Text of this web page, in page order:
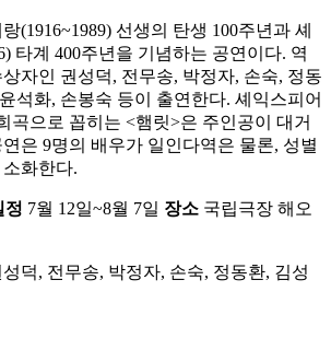
(1916~1989) 선생의 탄생 100주년과 셰
타계 400주년을 기념하는 공연이다. 역
자인 권성덕, 전무송, 박정자, 손숙, 정동
석화, 손봉숙 등이 출연한다. 셰익스피어
곡으로 꼽히는 <햄릿>은 주인공이 대거
은 9명의 배우가 일인다역은 물론, 성별
화한다.
정 7월 12일~8월 7일 장소 국립극장 해오
성덕, 전무송, 박정자, 손숙, 정동환, 김성